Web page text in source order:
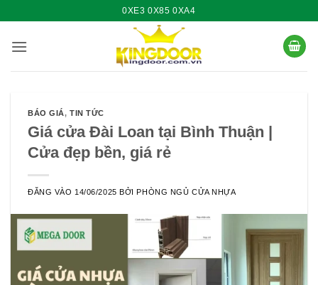
nội
0XE3 0X85 0XA4
BÁO GIÁ,TIN TỨC
Giá cửa Đài Loan tại Bình Thuận |
Cửa đẹp bền, giá rẻ
ĐĂNG VÀO 14/06/2025 BỞIPHÒNG NGỦ CỬA NHỰA